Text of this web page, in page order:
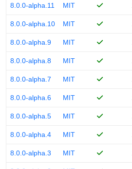
8.0.0-alpha.11 MIT
8.0.0-alpha.10 MIT
8.0.0-alpha.9 MIT
8.0.0-alpha.8 MIT
8.0.0-alpha.7 MIT
8.0.0-alpha.6 MIT
8.0.0-alpha.5 MIT
8.0.0-alpha.4 MIT
8.0.0-alpha.3 MIT